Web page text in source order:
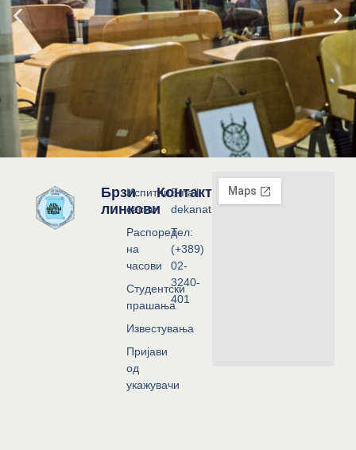
Брзи
линкови
Испитни
сесии
Распоред
на
часови
Студентски
прашања
Известувања
Пријави
од
укажувачи
Контакт
Email:
dekanat@flf.ukim.edu.mk
Тел:
(+389)
02-
3240-
401